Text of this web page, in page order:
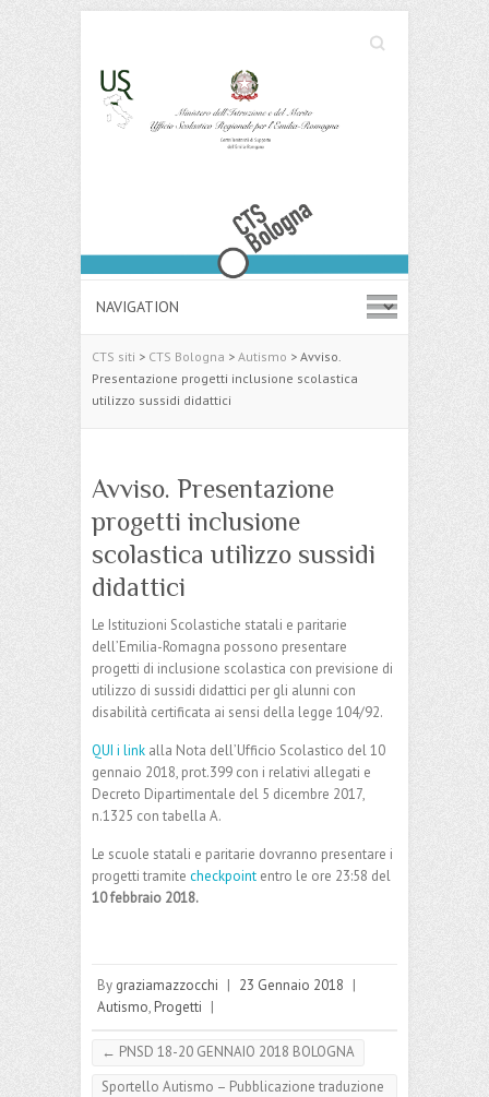
Search
Cerca
CTS siti > CTS Bologna > Autismo > Avviso.
Presentazione progetti inclusione scolastica
utilizzo sussidi didattici
Avviso. Presentazione
progetti inclusione
scolastica utilizzo sussidi
didattici
Le Istituzioni Scolastiche statali e paritarie
dell’Emilia-Romagna possono presentare
progetti di inclusione scolastica con previsione di
utilizzo di sussidi didattici per gli alunni con
disabilità certificata ai sensi della legge 104/92.
QUI i link alla Nota dell’Ufficio Scolastico del 10
gennaio 2018, prot.399 con i relativi allegati e
Decreto Dipartimentale del 5 dicembre 2017,
n.1325 con tabella A.
Le scuole statali e paritarie dovranno presentare i
progetti tramite checkpoint entro le ore 23:58 del
10 febbraio 2018.
By graziamazzocchi | 23 Gennaio 2018 |
Autismo, Progetti |
← PNSD 18-20 GENNAIO 2018 BOLOGNA
Sportello Autismo – Pubblicazione traduzione